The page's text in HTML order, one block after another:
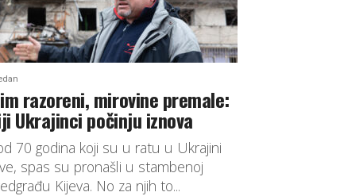
razoreni, mirovine premale:
Ukrajinci počinju iznova
70 godina koji su u ratu u Ukrajini
spas su pronašli u stambenoj
Kijeva. No za njih to...